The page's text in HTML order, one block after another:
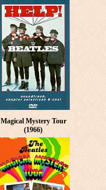
Magical Mystery Tour
(1966)